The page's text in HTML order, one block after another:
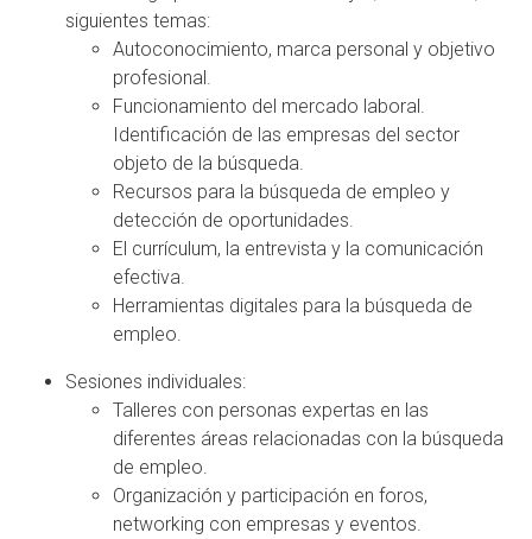
siguientes temas:
Autoconocimiento, marca personal y objetivo
profesional.
Funcionamiento del mercado laboral.
Identificación de las empresas del sector
objeto de la búsqueda.
Recursos para la búsqueda de empleo y
detección de oportunidades.
El currículum, la entrevista y la comunicación
efectiva.
Herramientas digitales para la búsqueda de
empleo.
Sesiones individuales:
Talleres con personas expertas en las
diferentes áreas relacionadas con la búsqueda
de empleo.
Organización y participación en foros,
networking con empresas y eventos.